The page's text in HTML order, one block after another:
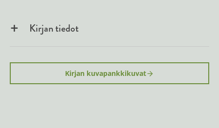
Kirjan tiedot
Kirjan kuvapankkikuvat